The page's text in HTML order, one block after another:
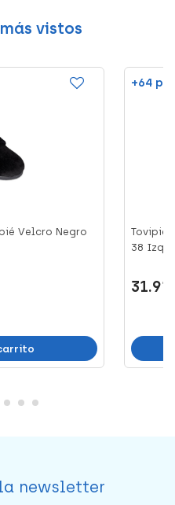
vistos
Velcro Negro
+64
Tovipié
38
31.91
newsletter